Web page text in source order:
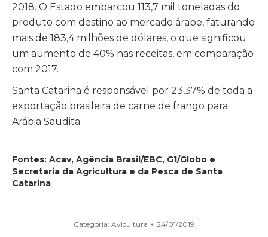
2018. O Estado embarcou 113,7 mil toneladas do
produto com destino ao mercado árabe, faturando
mais de 183,4 milhões de dólares, o que significou
um aumento de 40% nas receitas, em comparação
com 2017.
Santa Catarina é responsável por 23,37% de toda a
exportação brasileira de carne de frango para
Arábia Saudita.
Fontes: Acav, Agência Brasil/EBC, G1/Globo e
Secretaria da Agricultura e da Pesca de Santa
Catarina
Categoria: Avicultura
24/01/2019